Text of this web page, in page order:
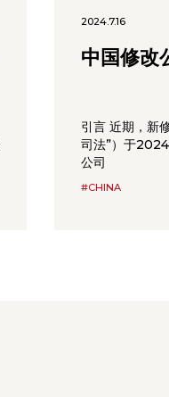
2024.7.16
中国修改
引言 近期，新
司法”）于
公司
#CHINA